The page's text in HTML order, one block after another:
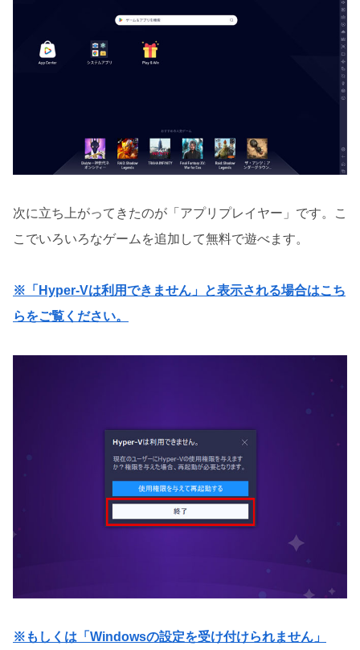
次に立ち上がってきたのが「アプリプレイヤー」です。こ
こでいろいろなゲームを追加して無料で遊べます。
※「Hyper-Vは利用できません」と表示される場合はこち
らをご覧ください。
※もしくは「Windowsの設定を受け付けられません」